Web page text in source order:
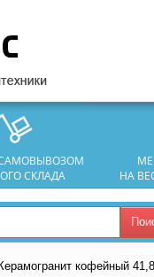
САМОВЫВОЗОМ
СКЛАДА
НА
кофейный